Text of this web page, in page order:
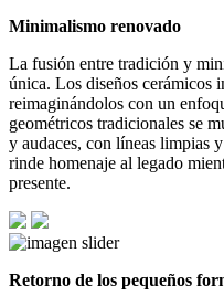
Minimalismo renovado
La fusión entre tradición y
única. Los diseños cerámicos
reimaginándolos con un
geométricos tradicionales se
y audaces, con líneas limpias
rinde homenaje al legado
presente.
Retorno de los pequeños